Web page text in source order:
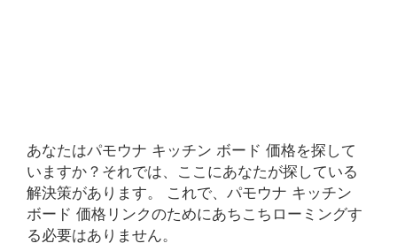
あなたはパモウナ キッチン ボード 価格を探して
いますか？それでは、ここにあなたが探している
解決策があります。 これで、パモウナ キッチン
ボード 価格リンクのためにあちこちローミングす
る必要はありません。